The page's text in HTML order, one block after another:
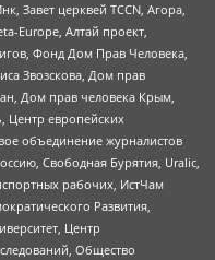
Завет церквей TCCN, Агора,
Europe, Алтай проект,
Фонд Дом Прав Человека,
Звозскова, Дом прав
Дом прав человека Крым,
Центр европейских
объединение журналистов
Свободная Бурятия, Uralic,
рабочих, ИстЧам
Развития,
Центр
Общество